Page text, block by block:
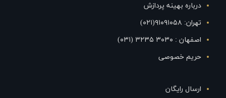
درباره بهینه پردازش
تهران: ۹۱۰۹۱۰۵۸(۰۲۱)
اصفهان : ۳۰۳۰ ۳۲۳۵ (۰۳۱)
حریم خصوصی
ارسال رایگان